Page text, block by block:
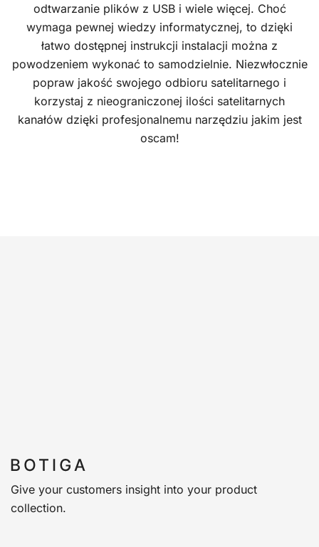
odtwarzanie plików z USB i wiele więcej. Choć
wymaga pewnej wiedzy informatycznej, to dzięki
łatwo dostępnej instrukcji instalacji można z
powodzeniem wykonać to samodzielnie. Niezwłocznie
popraw jakość swojego odbioru satelitarnego i
korzystaj z nieograniczonej ilości satelitarnych
kanałów dzięki profesjonalnemu narzędziu jakim jest
oscam!
Give your customers insight into your product
collection.